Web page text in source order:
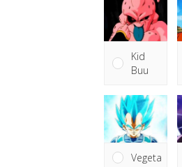
Kid
Buu
Vegeta